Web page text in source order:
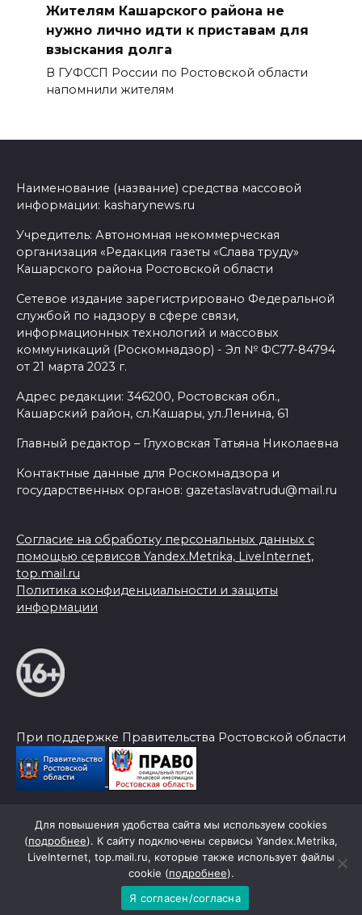
Жителям Кашарского района не
нужно лично идти к приставам для
взыскания долга
В ГУФССП России по Ростовской области
напомнили жителям
Наименование (название) средства массовой
информации: kasharynews.ru
Учредитель: Автономная некоммерческая
организация «Редакция газеты «Слава труду»
Кашарского района Ростовской области
Сетевое издание зарегистрировано Федеральной
службой по надзору в сфере связи,
информационных технологий и массовых
коммуникаций (Роскомнадзор) - Эл № ФС77-84794
от 21 марта 2023 г.
Адрес редакции: 346200, Ростовская обл.,
Кашарский район, сл.Кашары, ул.Ленина, 61
Главный редактор – Глуховская Татьяна Николаевна
Контактные данные для Роскомнадзора и
государственных органов: gazetaslavatrudu@mail.ru
Согласие на обработку персональных данных с
помощью сервисов Yandex.Metrika, LiveInternet,
top.mail.ru
Политика конфиденциальности и защиты
информации
При поддержке Правительства Ростовской области
© 2026 Слава Труду
Для повышения удобства сайта мы используем cookies
(подробнее). К сайту подключены сервисы Yandex.Metrika,
LiveInternet, top.mail.ru, которые также использует файлы
cookie (подробнее).
Я согласен/согласна